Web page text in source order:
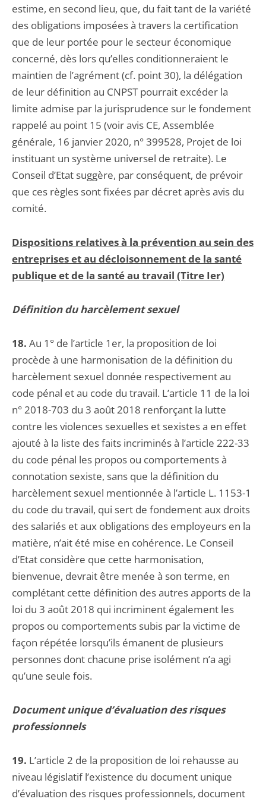
estime, en second lieu, que, du fait tant de la variété
des obligations imposées à travers la certification
que de leur portée pour le secteur économique
concerné, dès lors qu’elles conditionneraient le
maintien de l’agrément (cf. point 30), la délégation
de leur définition au CNPST pourrait excéder la
limite admise par la jurisprudence sur le fondement
rappelé au point 15 (voir avis CE, Assemblée
générale, 16 janvier 2020, n° 399528, Projet de loi
instituant un système universel de retraite). Le
Conseil d’Etat suggère, par conséquent, de prévoir
que ces règles sont fixées par décret après avis du
comité.
Dispositions relatives à la prévention au sein des
entreprises et au décloisonnement de la santé
publique et de la santé au travail (Titre Ier)
Définition du harcèlement sexuel
18. Au 1° de l’article 1er, la proposition de loi
procède à une harmonisation de la définition du
harcèlement sexuel donnée respectivement au
code pénal et au code du travail. L’article 11 de la loi
n° 2018-703 du 3 août 2018 renforçant la lutte
contre les violences sexuelles et sexistes a en effet
ajouté à la liste des faits incriminés à l’article 222-33
du code pénal les propos ou comportements à
connotation sexiste, sans que la définition du
harcèlement sexuel mentionnée à l’article L. 1153-1
du code du travail, qui sert de fondement aux droits
des salariés et aux obligations des employeurs en la
matière, n’ait été mise en cohérence. Le Conseil
d’Etat considère que cette harmonisation,
bienvenue, devrait être menée à son terme, en
complétant cette définition des autres apports de la
loi du 3 août 2018 qui incriminent également les
propos ou comportements subis par la victime de
façon répétée lorsqu’ils émanent de plusieurs
personnes dont chacune prise isolément n’a agi
qu’une seule fois.
Document unique d’évaluation des risques
professionnels
19. L’article 2 de la proposition de loi rehausse au
niveau législatif l’existence du document unique
d’évaluation des risques professionnels, document